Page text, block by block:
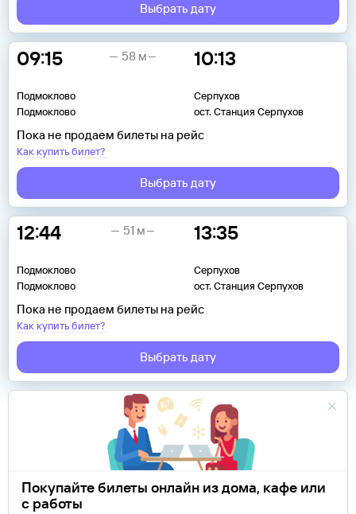
Выбрать дату
09:15
Подмоклово
Подмоклово
10:13
Серпухов
ост. Станция Серпухов
58 м
Пока не продаем билеты на рейс
Как купить билет?
Выбрать дату
12:44
Подмоклово
Подмоклово
13:35
Серпухов
ост. Станция Серпухов
51 м
Пока не продаем билеты на рейс
Как купить билет?
Выбрать дату
Покупайте билеты онлайн из дома, кафе или
с работы